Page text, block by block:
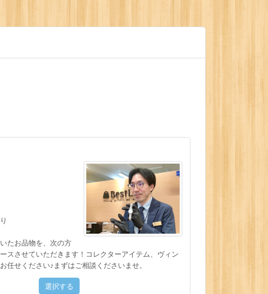
たお品物を、次の方
スさせていただきます！コレクターアイテム、ヴィン
任せください♪まずはご相談くださいませ。
選択する